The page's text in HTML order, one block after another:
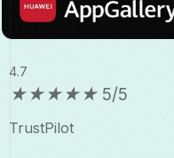
4.7
★★★★★ 5/5
TrustPilot